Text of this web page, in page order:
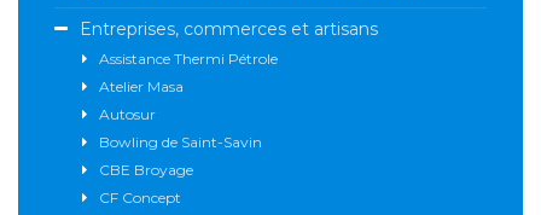
Entreprises, commerces et artisans
Assistance Thermi Pétrole
Atelier Masa
Autosur
Bowling de Saint-Savin
CBE Broyage
CF Concept